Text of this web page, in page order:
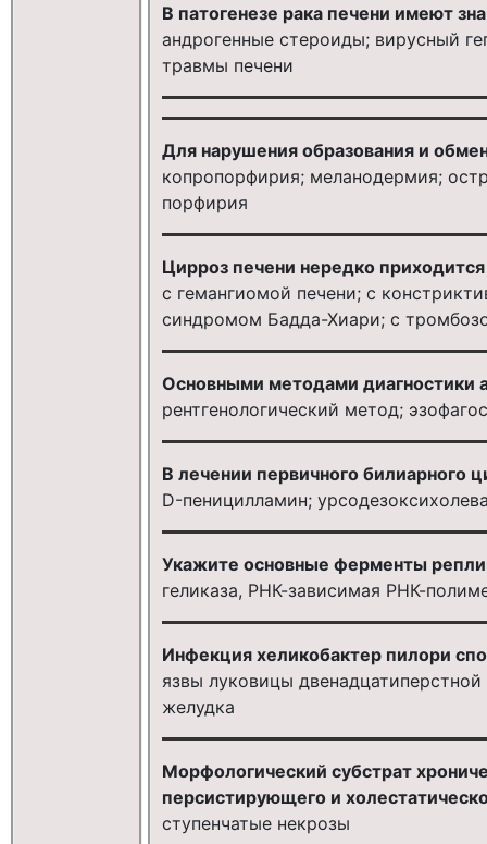
В патогенезе рака печени имеют
андрогенные стероиды; вирусный
травмы печени
Для нарушения образования и
копропорфирия; меланодермия;
порфирия
Цирроз печени нередко
с гемангиомой печени; с
синдромом Бадда-Хиари; с
Основными методами диагностики
рентгенологический метод;
В лечении первичного билиарного
D-пеницилламин;
Укажите основные ферменты
геликаза, РНК-зависимая РНК-
Инфекция хеликобактер пилори
язвы луковицы
желудка
Морфологический субстрат
персистирующего и
ступенчатые некрозы